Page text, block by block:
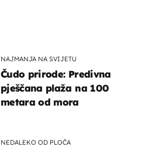
NAJMANJA NA SVIJETU
Čudo prirode: Predivna
pješčana plaža na 100
metara od mora
NEDALEKO OD PLOČA